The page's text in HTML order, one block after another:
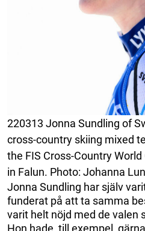
220313 Jonna Sundling of
cross-country skiing mixed
the FIS Cross-Country
in Falun. Photo: Johanna
Jonna Sundling har själv
funderat på att ta samma
varit helt nöjd med de valen
Hon hade, till exempel,